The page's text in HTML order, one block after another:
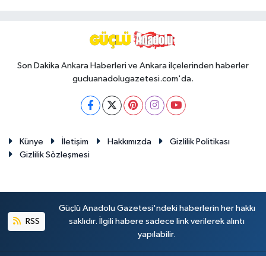
Son Dakika Ankara Haberleri ve Ankara ilçelerinden haberler
gucluanadolugazetesi.com'da.
Künye İletişim Hakkımızda
Gizlilik Politikası
Gizlilik Sözleşmesi
RSS
Güçlü Anadolu Gazetesi'ndeki haberlerin her hakkı
saklıdır. İlgili habere sadece link verilerek alıntı
yapılabilir.